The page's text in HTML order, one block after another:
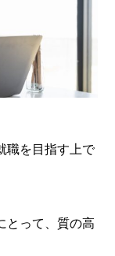
職を目指す上で
とって、質の高